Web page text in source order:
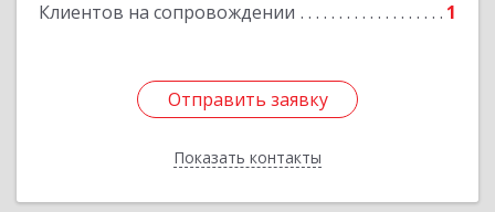
Клиентов на сопровождении 1
Отправить заявку
Показать контакты
Отправить заявку
Назад